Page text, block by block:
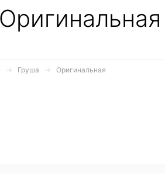
Оригинальная
Груша Оригинальная